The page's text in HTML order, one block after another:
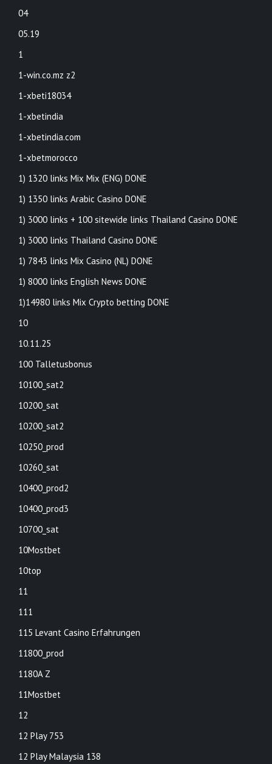
04
05.19
1
1-win.co.mz z2
1-xbeti18034
1-xbetindia
1-xbetindia.com
1-xbetmorocco
1) 1320 links Mix Mix (ENG) DONE
1) 1350 links Arabic Casino DONE
1) 3000 links + 100 sitewide links Thailand Casino DONE
1) 3000 links Thailand Casino DONE
1) 7843 links Mix Casino (NL) DONE
1) 8000 links English News DONE
1)14980 links Mix Crypto betting DONE
10
10.11.25
100 Talletusbonus
10100_sat2
10200_sat
10200_sat2
10250_prod
10260_sat
10400_prod2
10400_prod3
10700_sat
10Mostbet
10top
11
111
115 Levant Casino Erfahrungen
11800_prod
1180A Z
11Mostbet
12
12 Play 753
12 Play Malaysia 138